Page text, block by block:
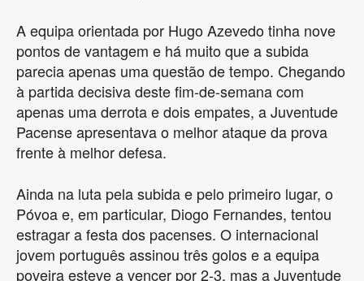
A equipa orientada por Hugo Azevedo tinha nove
pontos de vantagem e há muito que a subida
parecia apenas uma questão de tempo. Chegando
à partida decisiva deste fim-de-semana com
apenas uma derrota e dois empates, a Juventude
Pacense apresentava o melhor ataque da prova
frente à melhor defesa.
Ainda na luta pela subida e pelo primeiro lugar, o
Póvoa e, em particular, Diogo Fernandes, tentou
estragar a festa dos pacenses. O internacional
jovem português assinou três golos e a equipa
poveira esteve a vencer por 2-3, mas a Juventude